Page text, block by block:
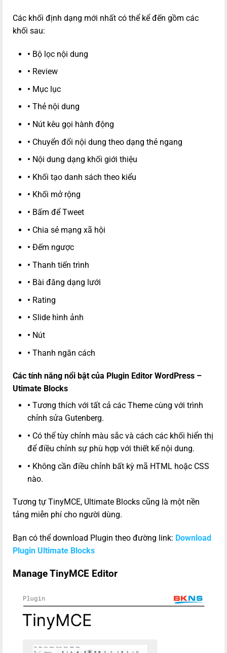
Các khối định dạng mới nhất có thể kể đến gồm các
khối sau:
• Bộ lọc nội dung
• Review
• Mục lục
• Thẻ nội dung
• Nút kêu gọi hành động
• Chuyển đổi nội dung theo dạng thẻ ngang
• Nội dung dạng khối giới thiệu
• Khối tạo danh sách theo kiểu
• Khối mở rộng
• Bấm để Tweet
• Chia sẻ mạng xã hội
• Đếm ngược
• Thanh tiến trình
• Bài đăng dạng lưới
• Rating
• Slide hình ảnh
• Nút
• Thanh ngăn cách
Các tính năng nổi bật của Plugin Editor WordPress –
Utimate Blocks
• Tương thích với tất cả các Theme cùng với trình
chỉnh sửa Gutenberg.
• Có thể tùy chỉnh màu sắc và cách các khối hiển thị
để điều chỉnh sự phù hợp với thiết kế nội dung.
• Không cần điều chỉnh bất kỳ mã HTML hoặc CSS
nào.
Tương tự TinyMCE, Ultimate Blocks cũng là một nền
tảng miễn phí cho người dùng.
Bạn có thể download Plugin theo đường link: Download
Plugin Ultimate Blocks
Manage TinyMCE Editor